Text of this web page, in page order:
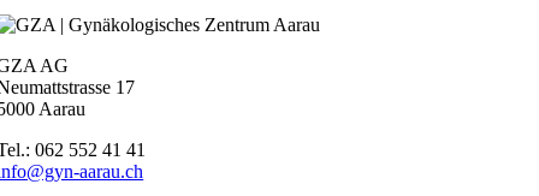
AG
17
Aarau
062 552 41 41
aarau.ch